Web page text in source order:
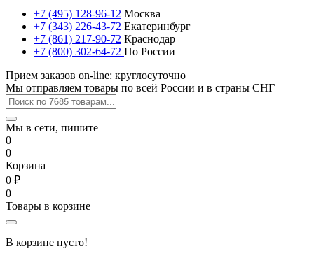
+7 (495) 128-96-12 Москва
+7 (343) 226-43-72 Екатеринбург
+7 (861) 217-90-72 Краснодар
+7 (800) 302-64-72 По России
Прием заказов on-line: круглосуточно
Мы отправляем товары по всей России и в страны СНГ
Мы в сети, пишите
0
0
Корзина
0 ₽
0
Товары в корзине
В корзине пусто!